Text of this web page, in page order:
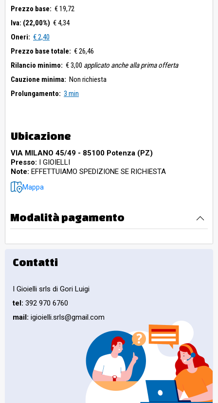
Prezzo base: € 19,72
Iva: (22,00%) € 4,34
Oneri: € 2,40
Prezzo base totale: € 26,46
Rilancio minimo: € 3,00 applicato anche alla prima offerta
Cauzione minima: Non richiesta
Prolungamento: 3 min
Ubicazione
VIA MILANO 45/49 - 85100 Potenza (PZ)
Presso: I GIOIELLI
Note: EFFETTUIAMO SPEDIZIONE SE RICHIESTA
Mappa
Modalità pagamento
Contatti
I Gioielli srls di Gori Luigi
tel: 392 970 6760
mail: igioielli.srls@gmail.com